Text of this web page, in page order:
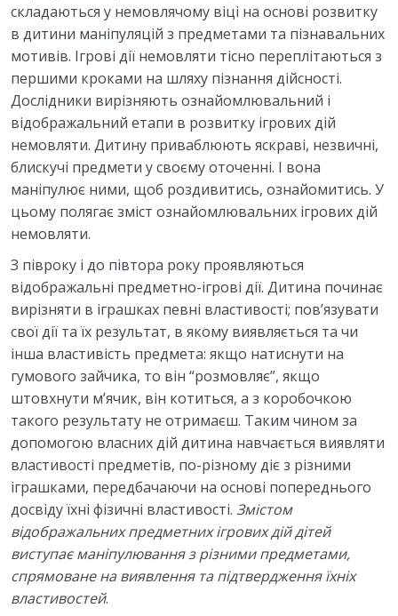
складаються у немовлячому віці на основі розвитку
в дитини маніпуляцій з предметами та пізнавальних
мотивів. Ігрові дії немовляти тісно переплітаються з
першими кроками на шляху пізнання дійсності.
Дослідники вирізняють ознайомлювальний і
відображальний етапи в розвитку ігрових дій
немовляти. Дитину приваблюють яскраві, незвичні,
блискучі предмети у своєму оточенні. І вона
маніпулює ними, щоб роздивитись, ознайомитись. У
цьому полягає зміст ознайомлювальних ігрових дій
немовляти.
З півроку і до півтора року проявляються
відображальні предметно-ігрові дії. Дитина починає
вирізняти в іграшках певні властивості; пов’язувати
свої дії та їх результат, в якому виявляється та чи
інша властивість предмета: якщо натиснути на
гумового зайчика, то він “розмовляє”, якщо
штовхнути м’ячик, він котиться, а з коробочкою
такого результату не отримаєш. Таким чином за
допомогою власних дій дитина навчається виявляти
властивості предметів, по-різному діє з різними
іграшками, передбачаючи на основі попереднього
досвіду їхні фізичні властивості. Змістом
відображальних предметних ігрових дій дітей
виступає маніпулювання з різними предметами,
спрямоване на виявлення та підтвердження їхніх
властивостей.